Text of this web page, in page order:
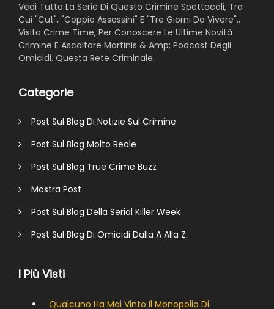
Vedi Tutta La Serie Di Questo Crimine Spettacoli, Tra
Cui "Cut", "Coppie Assassini" E "Tre Giorni Da Vivere".,
Visita Crime Time, Per Conoscere Le Ultime Novità
Crimine E Ascoltare Martinis & Amp; Podcast Degli
Omicidi. Questa Rete Criminale.
Categorie
Post Sul Blog Di Notizie Sul Crimine
Post Sul Blog Molto Reale
Post Sul Blog True Crime Buzz
Mostra Post
Post Sul Blog Della Serial Killer Week
Post Sul Blog Di Omicidi Dalla A Alla Z.
I Più Visti
Qualcuno Ha Mai Vinto Il Monopolio Di